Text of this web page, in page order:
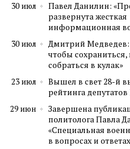
30 июл
Павел Данилин:
развернута жесткая
информационная
30 июл
Дмитрий
чтобы сохраниться,
собраться в кулак»
23 июл
Вышел в свет 28-й
рейтинга
29 июн
Завершена
политолога Павла
«Специальная
в вопросах и